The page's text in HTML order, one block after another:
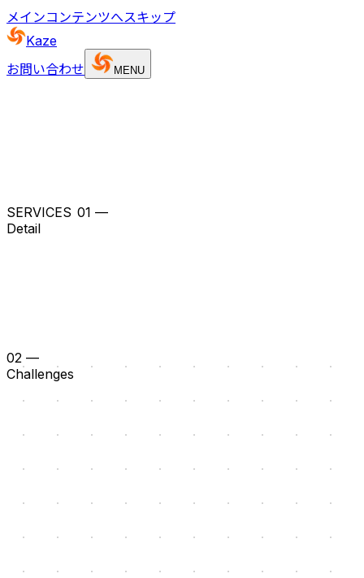
メインコンテンツへスキップ
Kaze
お問い合わせ
MENU
SERVICES 01 —
Detail
02 —
Challenges